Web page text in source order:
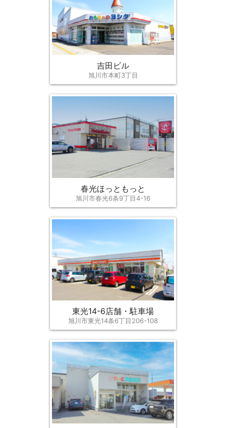
吉田ビル
旭川市本町3丁目
春光ほっともっと
旭川市春光6条9丁目4-16
東光14-6店舗・駐車場
旭川市東光14条6丁目206-108